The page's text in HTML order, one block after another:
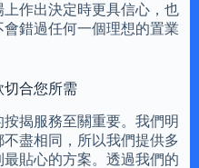
作出決定時更具信心，也
錯過任何一個理想的置業
切合您所需
揭服務至關重要。我們明
盡相同，所以我們提供多
貼心的方案。透過我們的